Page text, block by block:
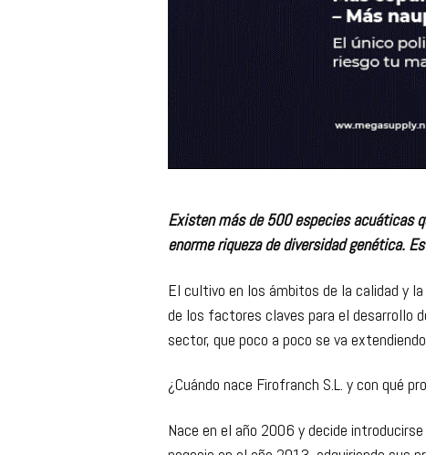
Existen más de 500 especies acuáticas
enorme riqueza de diversidad genética.
El cultivo en los ámbitos de la calidad y
de los factores claves para el desarrollo
sector, que poco a poco se va
¿Cuándo nace Firofranch S.L. y con qué
Nace en el año 2006 y decide